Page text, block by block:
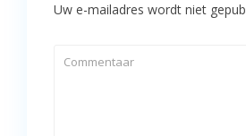
Uw e-mailadres wordt niet